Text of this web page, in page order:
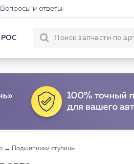
Вопросы и ответы
→ Подшипники ступицы